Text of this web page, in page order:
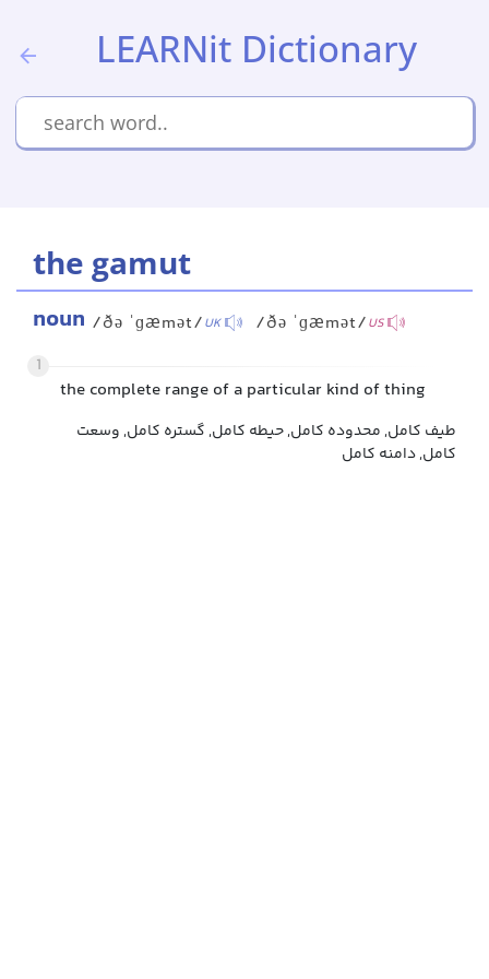
LEARNit Dictionary
the gamut
noun /ðə ˈɡæmət/UK /ðə ˈɡæmət/US
1
the complete range of a particular kind of thing
طیف کامل, محدوده کامل, حیطه کامل, گستره کامل, وسعت
کامل, دامنه کامل